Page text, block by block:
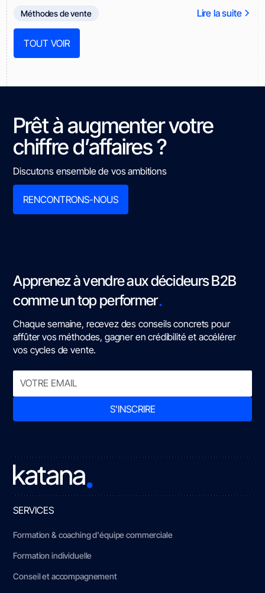
Méthodes de vente Lire la suite
TOUT VOIR
Prêt à augmenter votre
chiffre d’affaires ?
Discutons ensemble de vos ambitions
RENCONTRONS-NOUS
Apprenez à vendre aux décideurs B2B
comme un top performer.
Chaque semaine, recevez des conseils concrets pour
affûter vos méthodes, gagner en crédibilité et accélérer
vos cycles de vente.
SERVICES
Formation & coaching d'équipe commerciale
Formation individuelle
Conseil et accompagnement